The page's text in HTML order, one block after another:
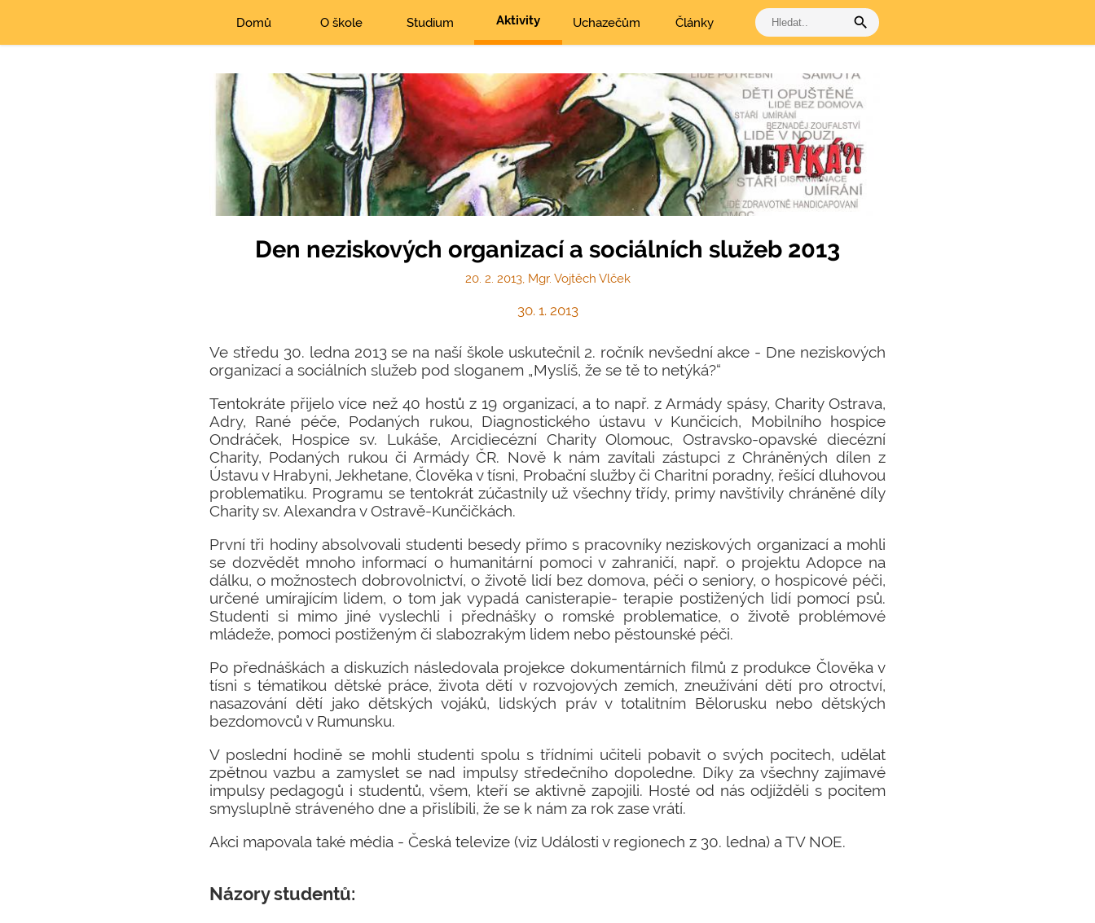
Domů O škole Studium Aktivity Uchazečům Články search
Den neziskových organizací a sociálních služeb 2013
20. 2. 2013, Mgr. Vojtěch Vlček
30. 1. 2013
Ve středu 30. ledna 2013 se na naší škole uskutečnil 2. ročník nevšední akce - Dne neziskových
organizací a sociálních služeb pod sloganem „Myslíš, že se tě to netýká?“
Tentokráte přijelo více než 40 hostů z 19 organizací, a to např. z Armády spásy, Charity Ostrava,
Adry, Rané péče, Podaných rukou, Diagnostického ústavu v Kunčicích, Mobilního hospice
Ondráček, Hospice sv. Lukáše, Arcidiecézní Charity Olomouc, Ostravsko-opavské diecézní
Charity, Podaných rukou či Armády ČR. Nově k nám zavítali zástupci z Chráněných dílen z
Ústavu v Hrabyni, Jekhetane, Člověka v tísni, Probační služby či Charitní poradny, řešící dluhovou
problematiku. Programu se tentokrát zúčastnily už všechny třídy, primy navštívily chráněné díly
Charity sv. Alexandra v Ostravě-Kunčičkách.
První tři hodiny absolvovali studenti besedy přímo s pracovníky neziskových organizací a mohli
se dozvědět mnoho informací o humanitární pomoci v zahraničí, např. o projektu Adopce na
dálku, o možnostech dobrovolnictví, o životě lidí bez domova, péči o seniory, o hospicové péči,
určené umírajícím lidem, o tom jak vypadá canisterapie- terapie postižených lidí pomocí psů.
Studenti si mimo jiné vyslechli i přednášky o romské problematice, o životě problémové
mládeže, pomoci postiženým či slabozrakým lidem nebo pěstounské péči.
Po přednáškách a diskuzích následovala projekce dokumentárních filmů z produkce Člověka v
tísni s tématikou dětské práce, života dětí v rozvojových zemích, zneužívání dětí pro otroctví,
nasazování dětí jako dětských vojáků, lidských práv v totalitním Bělorusku nebo dětských
bezdomovců v Rumunsku.
V poslední hodině se mohli studenti spolu s třídními učiteli pobavit o svých pocitech, udělat
zpětnou vazbu a zamyslet se nad impulsy středečního dopoledne. Díky za všechny zajímavé
impulsy pedagogů i studentů, všem, kteří se aktivně zapojili. Hosté od nás odjížděli s pocitem
smysluplně stráveného dne a přislíbili, že se k nám za rok zase vrátí.
Akci mapovala také média - Česká televize (viz Události v regionech z 30. ledna) a TV NOE.
Názory studentů: